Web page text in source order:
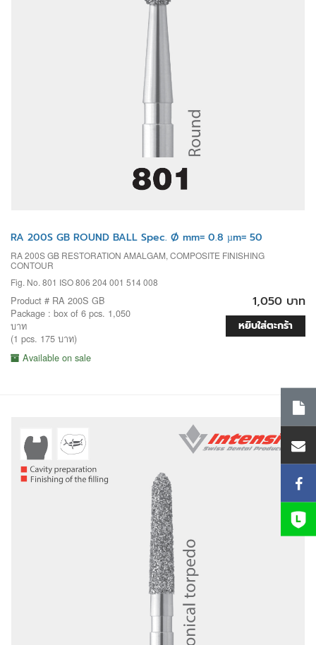
RA 200S GB ROUND BALL Spec. Ø mm= 0.8 µm= 50
RA 200S GB RESTORATION AMALGAM, COMPOSITE FINISHING
CONTOUR
Fig. No. 801 ISO 806 204 001 514 008
Product # RA 200S GB
Package : box of 6 pcs. 1,050
บาท
(1 pcs. 175 บาท)
Available on sale
1,050 บาท
หยิบใส่ตะกร้า